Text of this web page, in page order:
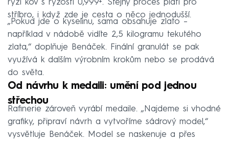
ryzí kov s ryzostí 0,999+. Stejný proces platí pro
stříbro, i když zde je cesta o něco jednodušší.
„Pokud jde o kyselinu, sama obsahuje zlato –
například v nádobě vidíte 2,5 kilogramu tekutého
zlata,“ doplňuje Benáček. Finální granulát se pak
využívá k dalším výrobním krokům nebo se prodává
do světa.
Od návrhu k medaili: umění pod jednou
střechou
Rafinerie zároveň vyrábí medaile. „Najdeme si vhodné
grafiky, připraví návrh a vytvoříme sádrový model,“
vysvětluje Benáček. Model se naskenuje a přes